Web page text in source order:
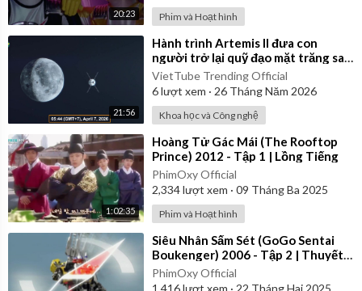
20:23 Phim và Hoạt hình
21:56
⁣Hành trình Artemis II đưa con
người trở lại quỹ đạo mặt trăng sau
54 năm của NASA
VietTube Trending Official
6lượt xem · 26 Tháng Năm 2026
Khoa học và Công nghệ
1:02:35
⁣Hoàng Tử Gác Mái (The Rooftop
Prince) 2012 - Tập 1 | Lồng Tiếng
PhimOxy Official
2,334lượt xem · 09 Tháng Ba 2025
Phim và Hoạt hình
⁣Siêu Nhân Sấm Sét (GoGo Sentai
Boukenger) 2006 - Tập 2 | Thuyết
Minh
PhimOxy Official
1,416lượt xem · 22 Tháng Hai 2025